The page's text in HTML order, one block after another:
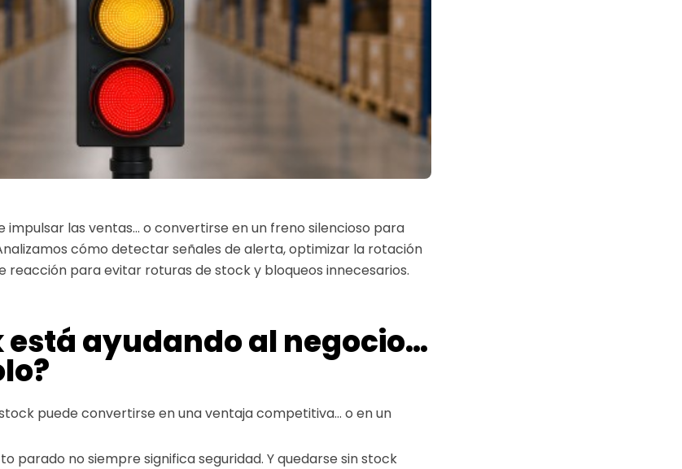
impulsar las ventas… o convertirse en un freno silencioso para
cómo detectar señales de alerta, optimizar la rotación
reacción para evitar roturas de stock y bloqueos innecesarios.
está ayudando al negocio…
puede convertirse en una ventaja competitiva… o en un
parado no siempre significa seguridad. Y quedarse sin stock